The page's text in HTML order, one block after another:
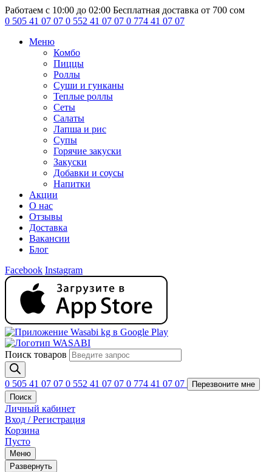
Работаем с 10:00 до 02:00 Бесплатная доставка от 700 сом
0 505 41 07 07 0 552 41 07 07 0 774 41 07 07
Меню
Комбо
Пиццы
Роллы
Суши и гунканы
Теплые роллы
Сеты
Салаты
Лапша и рис
Супы
Горячие закуски
Закуски
Добавки и соусы
Напитки
Акции
О нас
Отзывы
Доставка
Вакансии
Блог
Facebook Instagram
Поиск товаров
0 505 41 07 07 0 552 41 07 07 0 774 41 07 07
Перезвоните мне
Поиск
Личный кабинет
Вход / Регистрация
Корзина
Пусто
Меню
Развернуть